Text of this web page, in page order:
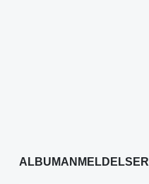
ALBUMANMELDELSER